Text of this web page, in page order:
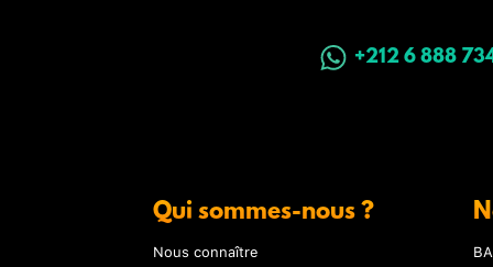
+212 6 888
Qui sommes-nous ?
Nous connaître